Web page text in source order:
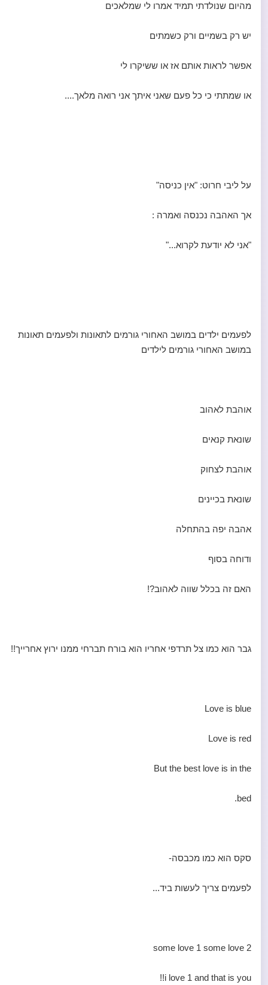
מהיום שנולדתי תמיד אמרו לי שמלאכים
יש רק בשמיים ורק כשמתים
אפשר לראות אותם אז או ששיקרו לי
או שמתתי כי כל פעם שאני איתך אני רואה מלאך....
על ליבי חרוט: "אין כניסה"
אך האהבה נכנסה ואמרה :
"אני לא יודעת לקרוא..."
לפעמים ילדים במושב האחורי גורמים לתאונות ולפעמים תאונות
במושב האחורי גורמים לילדים
אוהבת לאהוב
שונאת קנאים
אוהבת לצחוק
שונאת בכיינים
אהבה יפה בהתחלה
ודוחה בסוף
האם זה בכלל שווה לאהוב?!
גבר הוא כמו צל תרדפי אחריו הוא בורח תברחי ממנו ירוץ אחרייך!!
Love is blue
Love is red
But the best love is in the
bed.
סקס הוא כמו מכבסה-
לפעמים צריך לעשות ביד...
some love 1 some love 2
i love 1 and that is you!!